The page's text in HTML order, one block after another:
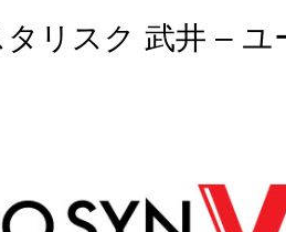
タリスク 武井 –